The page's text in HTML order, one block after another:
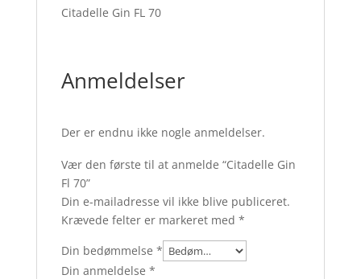
Citadelle Gin FL 70
Anmeldelser
Der er endnu ikke nogle anmeldelser.
Vær den første til at anmelde “Citadelle Gin
Fl 70”
Din e-mailadresse vil ikke blive publiceret.
Krævede felter er markeret med *
Din bedømmelse *
Din anmeldelse *